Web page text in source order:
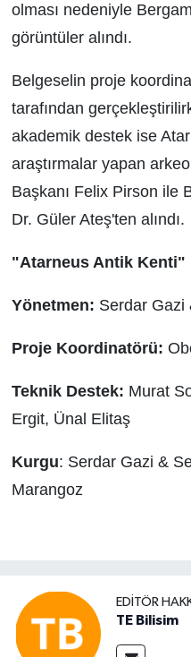
olması nedeniyle
görüntüler alındı.
Belgeselin proje
tarafından
akademik destek ise
araştırmalar yapan
Başkanı Felix Pirson ile
Dr. Güler Ateş'ten alındı.
"Atarneus Antik Kenti"
Yönetmen: Serdar Gazi
Proje Koordinatörü:
Teknik Destek: Murat
Ergit, Ünal Elitaş
Kurgu: Serdar Gazi &
Marangoz
EDITÖR
TE Bilisim